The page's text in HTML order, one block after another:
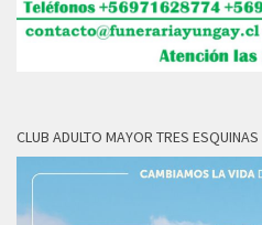
CLUB ADULTO MAYOR TRES ESQUINAS